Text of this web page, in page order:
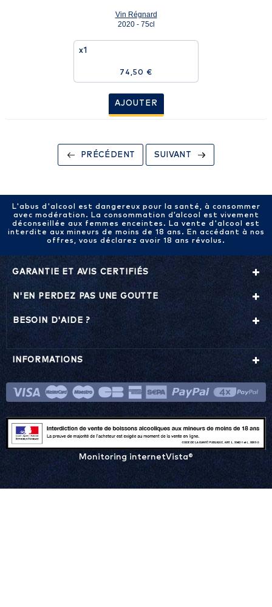
Vin Régnard
2020 - 75cl
x1
74,50 €
AJOUTER
PRÉCÉDENT SUIVANT
L'abus d'alcool est dangereux pour la santé, à consommer
avec modération. La consommation d’alcool est vivement
déconseillée aux femmes enceintes. La vente d'alcool est
interdite aux mineurs de moins de 18 ans. En accédant à nos
offres, vous déclarez avoir 18 ans révolus.
GARANTIE ET AVIS CERTIFIÉS
N'EN PERDEZ PAS UNE GOUTTE
BESOIN D'AIDE ?
INFORMATIONS
Monitoring internetVista®